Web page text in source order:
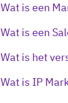
Wat is een
Wat is een
Wat is het
Wat is IP